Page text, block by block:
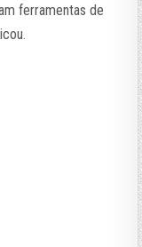
ferramentas de